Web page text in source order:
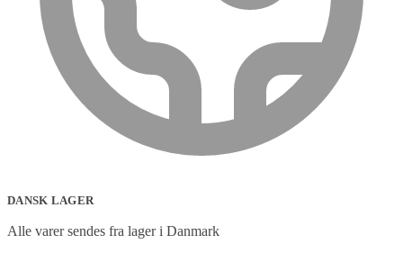
DANSK LAGER
Alle varer sendes fra lager i Danmark